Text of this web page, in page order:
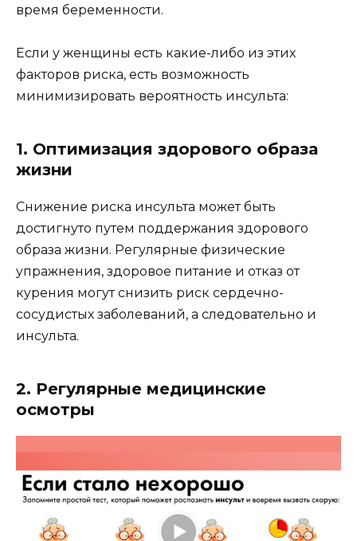
время беременности.
Если у женщины есть какие-либо из этих
факторов риска, есть возможность
минимизировать вероятность инсульта:
1. Оптимизация здорового образа
жизни
Снижение риска инсульта может быть
достигнуто путем поддержания здорового
образа жизни. Регулярные физические
упражнения, здоровое питание и отказ от
курения могут снизить риск сердечно-
сосудистых заболеваний, а следовательно и
инсульта.
2. Регулярные медицинские
осмотры